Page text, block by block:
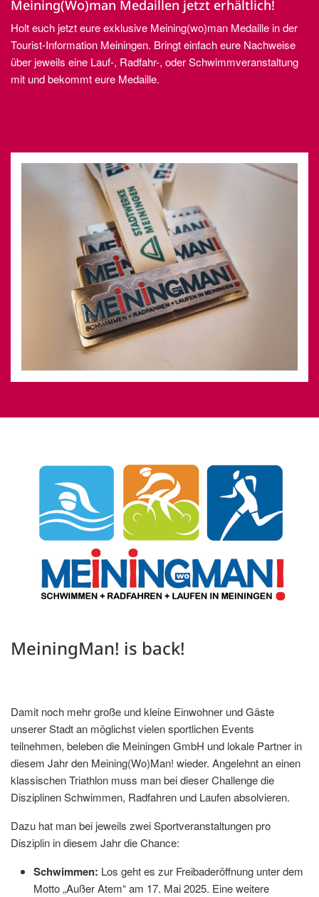
Meining(Wo)man Medaillen jetzt erhältlich!
Holt euch jetzt eure exklusive Meining(wo)man Medaille in der
Tourist-Information Meiningen. Bringt einfach eure Nachweise
über jeweils eine Lauf-, Radfahr-, oder Schwimmveranstaltung
mit und bekommt eure Medaille.
MeiningMan! is back!
Damit noch mehr große und kleine Einwohner und Gäste
unserer Stadt an möglichst vielen sportlichen Events
teilnehmen, beleben die Meiningen GmbH und lokale Partner in
diesem Jahr den Meining(Wo)Man! wieder. Angelehnt an einen
klassischen Triathlon muss man bei dieser Challenge die
Disziplinen Schwimmen, Radfahren und Laufen absolvieren.
Dazu hat man bei jeweils zwei Sportveranstaltungen pro
Disziplin in diesem Jahr die Chance:
Schwimmen: Los geht es zur Freibaderöffnung unter dem
Motto „Außer Atem“ am 17. Mai 2025. Eine weitere